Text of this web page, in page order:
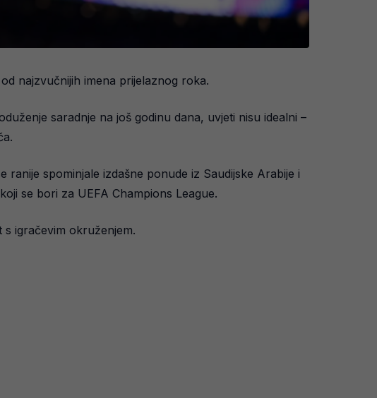
najzvučnijih imena prijelaznog roka.
saradnje na još godinu dana, uvjeti nisu idealni –
spominjale izdašne ponude iz Saudijske Arabije i
se bori za UEFA Champions League.
igračevim okruženjem.